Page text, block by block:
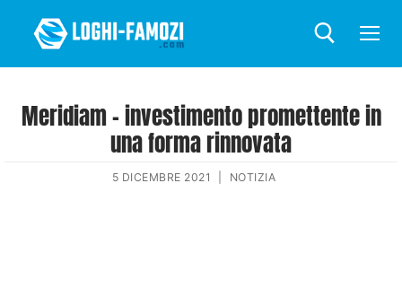
Meridiam – investimento promettente in
una forma rinnovata
5 DICEMBRE 2021 NOTIZIA